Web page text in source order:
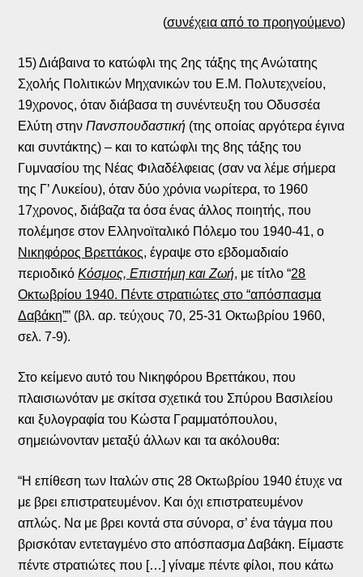
(συνέχεια από το προηγούμενο)
15) Διάβαινα το κατώφλι της 2ης τάξης της Ανώτατης
Σχολής Πολιτικών Μηχανικών του Ε.Μ. Πολυτεχνείου,
19χρονος, όταν διάβασα τη συνέντευξη του Οδυσσέα
Ελύτη στηνΠανσπουδαστική (της οποίας αργότερα έγινα
και συντάκτης) – και το κατώφλι της 8ης τάξης του
Γυμνασίου της Νέας Φιλαδέλφειας (σαν να λέμε σήμερα
της Γ’ Λυκείου), όταν δύο χρόνια νωρίτερα, το 1960
17χρονος, διάβαζα τα όσα ένας άλλος ποιητής, που
πολέμησε στον Ελληνοϊταλικό Πόλεμο του 1940-41, ο
Νικηφόρος Βρεττάκος, έγραψε στο εβδομαδιαίο
περιοδικόΚόσμος, Επιστήμη και Ζωή, με τίτλο “28
Οκτωβρίου 1940. Πέντε στρατιώτες στο “απόσπασμα
Δαβάκη”” (βλ. αρ. τεύχους 70, 25-31 Οκτωβρίου 1960,
σελ. 7-9).
Στο κείμενο αυτό του Νικηφόρου Βρεττάκου, που
πλαισιωνόταν με σκίτσα σχετικά του Σπύρου Βασιλείου
και ξυλογραφία του Κώστα Γραμματόπουλου,
σημειώνονταν μεταξύ άλλων και τα ακόλουθα:
“Η επίθεση των Ιταλών στις 28 Οκτωβρίου 1940 έτυχε να
με βρει επιστρατευμένον. Και όχι επιστρατευμένον
απλώς. Να με βρει κοντά στα σύνορα, σ’ ένα τάγμα που
βρισκόταν εντεταγμένο στο απόσπασμα Δαβάκη. Είμαστε
πέντε στρατιώτες που […] γίναμε πέντε φίλοι, που κάτω